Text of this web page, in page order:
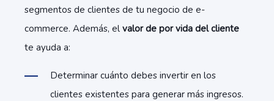
segmentos de clientes de tu negocio de e-
commerce. Además, el valor de por vida del cliente
te ayuda a:
Determinar cuánto debes invertir en los
clientes existentes para generar más ingresos.